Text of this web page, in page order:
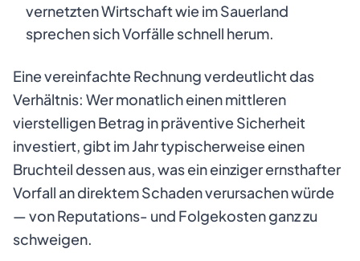
vernetzten Wirtschaft wie im Sauerland
sprechen sich Vorfälle schnell herum.
Eine vereinfachte Rechnung verdeutlicht das
Verhältnis: Wer monatlich einen mittleren
vierstelligen Betrag in präventive Sicherheit
investiert, gibt im Jahr typischerweise einen
Bruchteil dessen aus, was ein einziger ernsthafter
Vorfall an direktem Schaden verursachen würde
— von Reputations- und Folgekosten ganz zu
schweigen.